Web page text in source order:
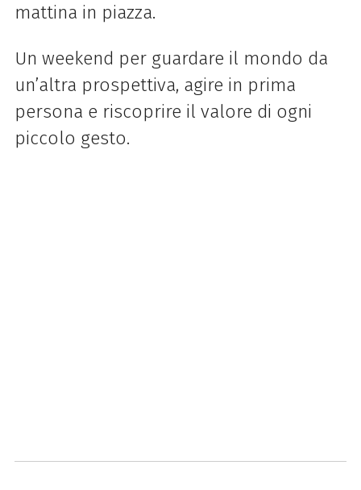
mattina in piazza.
Un weekend per guardare il mondo da
un’altra prospettiva, agire in prima
persona e riscoprire il valore di ogni
piccolo gesto.